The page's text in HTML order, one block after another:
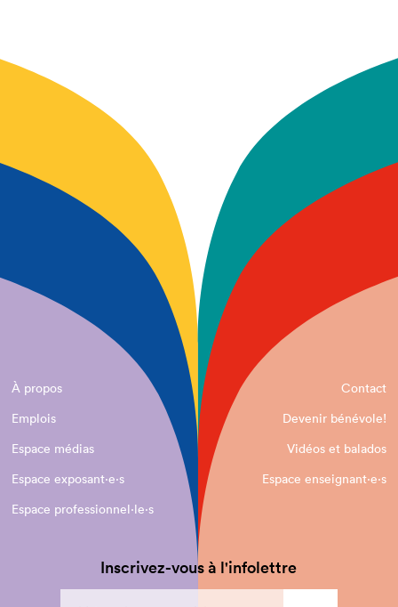
À propos
Contact
Emplois
Devenir bénévole!
Espace médias
Vidéos et balados
Espace exposant·e⋅s
Espace enseignant·e⋅s
Espace professionnel·le⋅s
Inscrivez-vous à l'infolettre